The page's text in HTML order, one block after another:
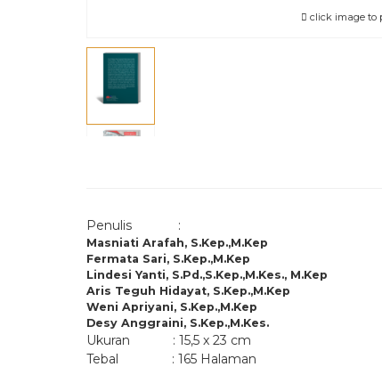
click image to
Penulis :
Masniati Arafah, S.Kep.,M.Kep
Fermata Sari, S.Kep.,M.Kep
Lindesi Yanti, S.Pd.,S.Kep.,M.Kes., M.Kep
Aris Teguh Hidayat, S.Kep.,M.Kep
Weni Apriyani, S.Kep.,M.Kep
Desy Anggraini, S.Kep.,M.Kes.
Ukuran : 15,5 x 23 cm
Tebal : 165 Halaman